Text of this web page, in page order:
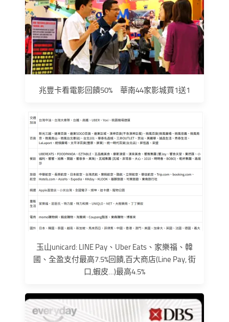
兆豐卡看電影回饋50% 華南44家影城買1送1
玉山unicard: LINE Pay、Uber Eats、家樂福、韓
國、全盈支付最高7.5%回饋,百大商店(Line Pay, 街
口,蝦皮…)最高4.5%